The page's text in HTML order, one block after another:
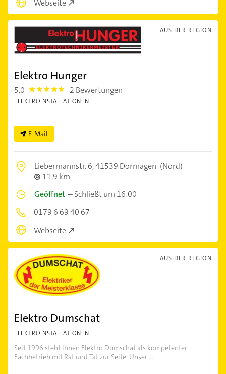
Webseite
AUS DER REGION
Elektro Hunger
5,0 5.0 2 Bewertungen
ELEKTROINSTALLATIONEN
E-Mail
Liebermannstr. 6,41539 Dormagen (Nord)
11,9 km
Geöffnet –Schließt um 16:00
0179 6 69 40 67
Webseite
AUS DER REGION
Elektro Dumschat
ELEKTROINSTALLATIONEN
Seit 1996 steht Ihnen Elektro Dumschat als kompetenter
Fachbetrieb mit Rat und Tat zur Seite. Unser ...